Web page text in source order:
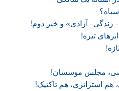
زندگی- آزادی» و خیز دوم!
تیره!
مجلس موسسان!
استراتژی، هم تاکتیک!